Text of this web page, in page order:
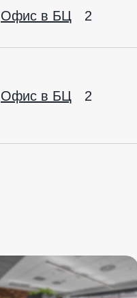
Офис в БЦ 2
Офис в БЦ 2